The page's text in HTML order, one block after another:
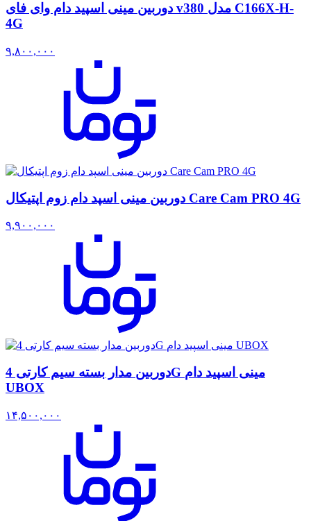
دوربین مینی اسپید دام وای فای v380 مدل C166X-H-
4G
۹,۸۰۰,۰۰۰
دوربین مینی اسپد دام زوم اپتیکال Care Cam PRO 4G
۹,۹۰۰,۰۰۰
دوربین مدار بسته سیم کارتی 4G مینی اسپید دام
UBOX
۱۴,۵۰۰,۰۰۰